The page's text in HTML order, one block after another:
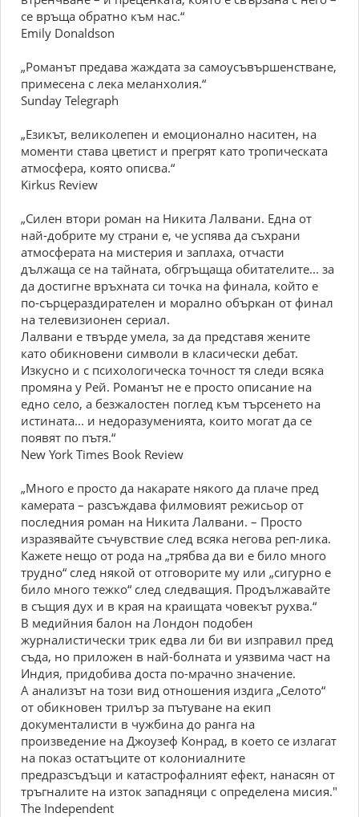
се връща обратно към нас.“
Emily Donaldson
„Романът предава жаждата за самоусъвършенстване,
примесена с лека меланхолия.“
Sunday Telegraph
„Езикът, великолепен и емоционално наситен, на
моменти става цветист и прегрят като тропическата
атмосфера, която описва.“
Kirkus Review
„Силен втори роман на Никита Лалвани. Една от
най-добрите му страни е, че успява да съхрани
атмосферата на мистерия и заплаха, отчасти
дължаща се на тайната, обгръщаща обитателите... за
да достигне връхната си точка на финала, който е
по-сърцераздирателен и морално объркан от финал
на телевизионен сериал.
Лалвани е твърде умела, за да представя жените
като обикновени символи в класически дебат.
Изкусно и с психологическа точност тя следи всяка
промяна у Рей. Романът не е просто описание на
едно село, а безжалостен поглед към търсенето на
истината... и недоразуменията, които могат да се
появят по пътя.“
New York Times Book Review
„Много е просто да накарате някого да плаче пред
камерата – разсъждава филмовият режисьор от
последния роман на Никита Лалвани. – Просто
изразявайте съчувствие след всяка негова реп-лика.
Кажете нещо от рода на „трябва да ви е било много
трудно“ след някой от отговорите му или „сигурно е
било много тежко“ след следващия. Продължавайте
в същия дух и в края на краищата човекът рухва.“
В медийния балон на Лондон подобен
журналистически трик едва ли би ви изправил пред
съда, но приложен в най-болната и уязвима част на
Индия, придобива доста по-мрачно значение.
А анализът на този вид отношения издига „Селото“
от обикновен трилър за пътуване на екип
документалисти в чужбина до ранга на
произведение на Джоузеф Конрад, в което се излагат
на показ остатъците от колониалните
предразсъдъци и катастрофалният ефект, нанасян от
тръгналите на изток западняци с определена мисия."
The Independent